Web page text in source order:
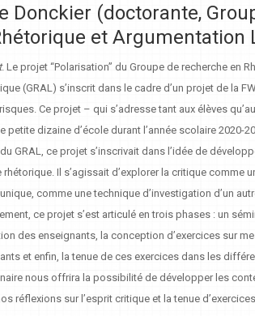
Donckier (doctorante,
et Argumentation
. Le projet “Polarisation” du Groupe de recherche en
(GRAL) s’inscrit dans le cadre d’un projet de la
Ce projet – qui s’adresse tant aux élèves
petite dizaine d’école durant l’année scolaire 2020-
GRAL, ce projet s’inscrivait dans l’idée de
rhétorique. Il s’agissait d’explorer la critique comme
comme une technique d’investigation d’un
ce projet s’est articulé en trois phases : un
des enseignants, la conception d’exercices sur
et enfin, la tenue de ces exercices dans les
nous offrira la possibilité de développer les
réflexions sur l’esprit critique et la tenue